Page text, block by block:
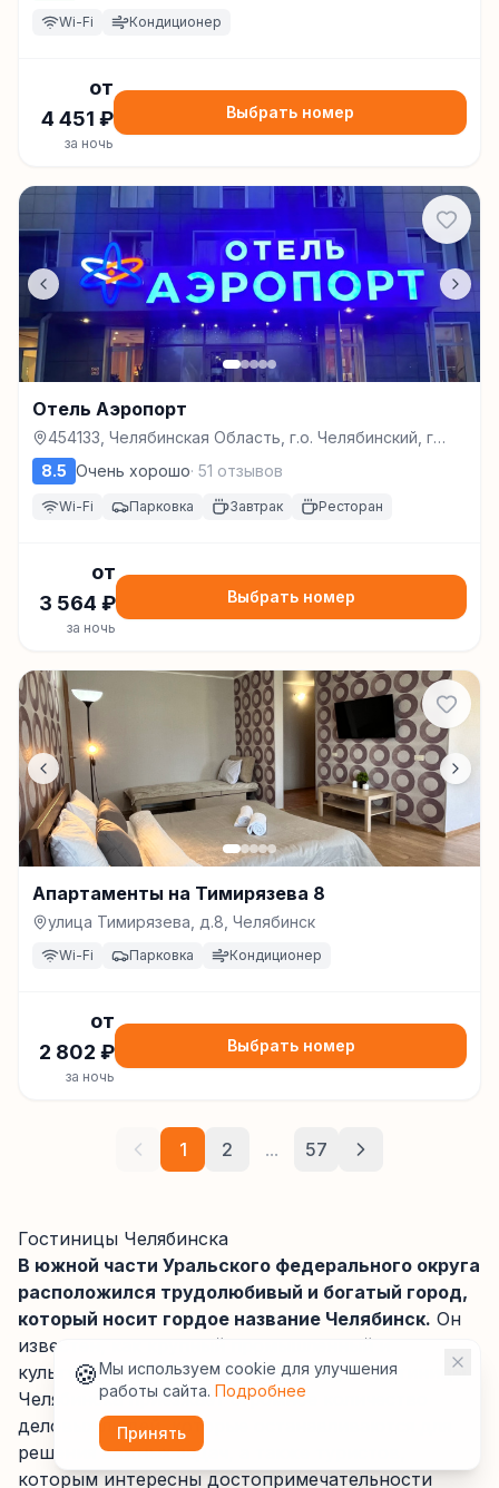
Wi-Fi Кондиционер
от
4 451 ₽
за ночь
Выбрать номер
Отель Аэропорт
454133, Челябинская Область, г.о. Челябинский, г
Челябинск, ул Звездная, д. 5Е, помещ. 2, Челябинск
8.5 Очень хорошо· 51 отзывов
Wi-Fi Парковка Завтрак Ресторан
от
3 564 ₽
за ночь
Выбрать номер
Апартаменты на Тимирязева 8
улица Тимирязева, д.8, Челябинск
Wi-Fi Парковка Кондиционер
от
2 802 ₽
за ночь
Выбрать номер
1 2 ... 57
Гостиницы Челябинска
В южной части Уральского федерального округа
расположился трудолюбивый и богатый город,
который носит гордое название Челябинск. Он
известен, как крупный промышленный и
культурный центр, именно поэтому в гостиницы
Челябинска приезжает огромное количество
деловых людей, которые останавливаются для
решения важных задач, а также туристов,
которым интересны достопримечательности
🍪Мы используем cookie для улучшения
работы сайта. Подробнее
Принять